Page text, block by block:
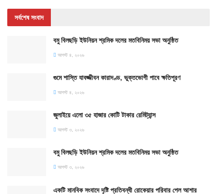
সর্বশেষ সংবাদ
বমু বিলছড়ি ইউনিয়ন শ্রমিক দলের মতবিনিময় সভা অনুষ্ঠিত
আগস্ট ৪, ২০২৬
গুমে শাস্তি যাবজ্জীবন কারাদণ্ড, ভুক্তভোগী পাবে ক্ষতিপূরণ
আগস্ট ৪, ২০২৬
জুলাইয়ে এলো ৩৫ হাজার কোটি টাকার রেমিট্যান্স
আগস্ট ৩, ২০২৬
বমু বিলছড়ি ইউনিয়ন শ্রমিক দলের মতবিনিময় সভা অনুষ্ঠিত
আগস্ট ৩, ২০২৬
একটি মানবিক সংবাদে দৃষ্টি প্রতিবন্ধী রোকেয়ার পরিবার পেল আশার